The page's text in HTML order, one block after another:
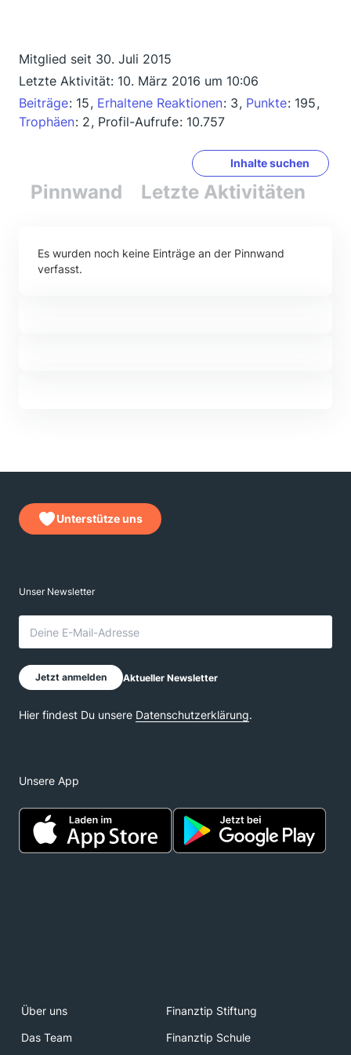
Mitglied seit 30. Juli 2015
Letzte Aktivität: 10. März 2016 um 10:06
Beiträge 15 Erhaltene Reaktionen 3 Punkte 195
Trophäen 2 Profil-Aufrufe 10.757
Inhalte suchen
Pinnwand Letzte Aktivitäten
Es wurden noch keine Einträge an der Pinnwand
verfasst.
Unterstütze uns
Unsere App
Über uns
Finanztip Stiftung
Das Team
Finanztip Schule